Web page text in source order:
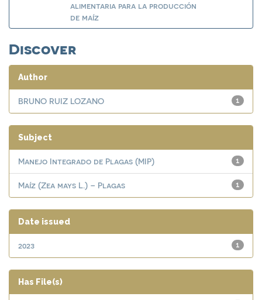
alimentaria para la producción
de maíz
Discover
Author
1
BRUNO RUIZ LOZANO
Subject
1
Manejo Integrado de Plagas (MIP)
1
Maíz (Zea mays L.) – Plagas
Date issued
1
2023
Has File(s)